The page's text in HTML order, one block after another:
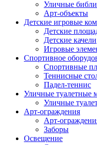
Уличные
Арт-объекты
Детские игровые
Детские
Детские качели
Игровые
Спортивное
Спортивные
Теннисные
Падел-теннис
Уличные туалетные
Уличные
Арт-ограждения
Арт-
Заборы
Освещение